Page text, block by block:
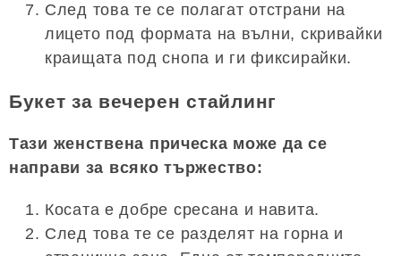
След това те се полагат отстрани на
лицето под формата на вълни, скривайки
краищата под снопа и ги фиксирайки.
Букет за вечерен стайлинг
Тази женствена прическа може да се
направи за всяко тържество:
Косата е добре сресана и навита.
След това те се разделят на горна и